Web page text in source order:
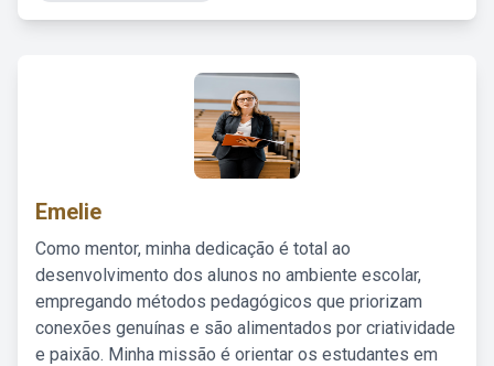
Emelie
Como mentor, minha dedicação é total ao
desenvolvimento dos alunos no ambiente escolar,
empregando métodos pedagógicos que priorizam
conexões genuínas e são alimentados por criatividade
e paixão. Minha missão é orientar os estudantes em